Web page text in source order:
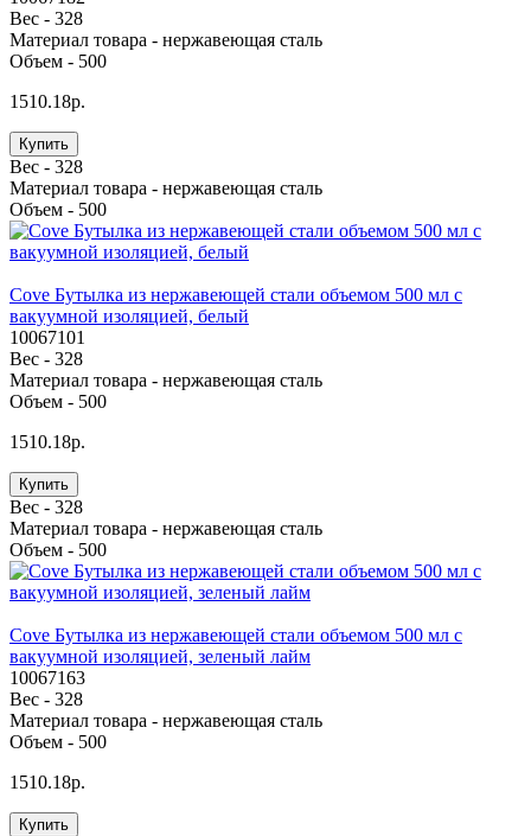
Вес - 328
Материал товара - нержавеющая сталь
Объем - 500
1510.18р.
Купить
Вес - 328
Материал товара - нержавеющая сталь
Объем - 500
Cove Бутылка из нержавеющей стали объемом 500 мл с
вакуумной изоляцией, белый
10067101
Вес - 328
Материал товара - нержавеющая cталь
Объем - 500
1510.18р.
Купить
Вес - 328
Материал товара - нержавеющая cталь
Объем - 500
Cove Бутылка из нержавеющей стали объемом 500 мл с
вакуумной изоляцией, зеленый лайм
10067163
Вес - 328
Материал товара - нержавеющая cталь
Объем - 500
1510.18р.
Купить